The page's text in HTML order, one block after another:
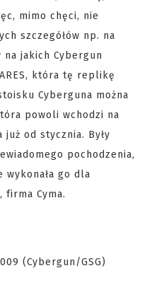
mimo chęci, nie
szczegółów np. na
na jakich Cybergun
która tę replikę
Cyberguna można
powoli wchodzi na
od stycznia. Były
pochodzenia,
wykonała go dla
firma Cyma.